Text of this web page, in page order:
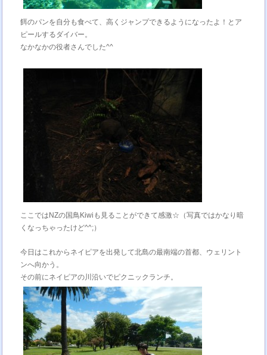
餌のパンを自分も食べて、高くジャンプできるようになったよ！とア
ピールするダイバー。
なかなかの役者さんでした^^
ここではNZの国鳥Kiwiも見ることができて感激☆（写真ではかなり暗
くなっちゃったけど^^;）
今日はこれからネイピアを出発して北島の最南端の首都、ウェリント
ンへ向かう。
その前にネイピアの川沿いでピクニックランチ。